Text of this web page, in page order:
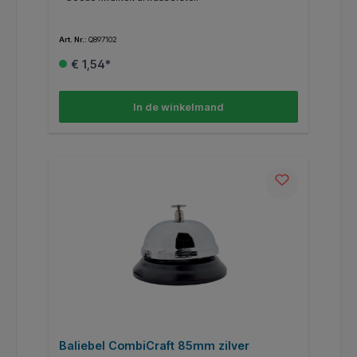
Art. Nr.: Q897102
€ 1,54*
In de winkelmand
Baliebel CombiCraft 85mm zilver